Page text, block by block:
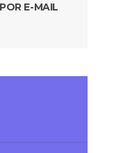
E-MAIL